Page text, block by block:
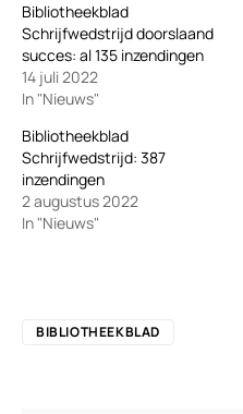
Bibliotheekblad
Schrijfwedstrijd doorslaand
succes: al 135 inzendingen
14 juli 2022
In "Nieuws"
Bibliotheekblad
Schrijfwedstrijd: 387
inzendingen
2 augustus 2022
In "Nieuws"
BIBLIOTHEEKBLAD